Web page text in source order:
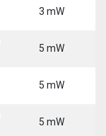
3 mW
5 mW
5 mW
5 mW